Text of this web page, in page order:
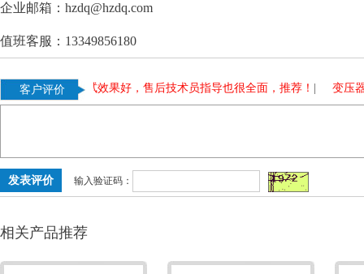
企业邮箱：hzdq@hzdq.com
值班客服：13349856180
客户评价 |
验装置测试效果好，售后技术员指导也很全面，推荐！ 变压器测
输入验证码：
相关产品推荐